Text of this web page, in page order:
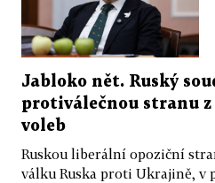
Jabloko nět. Ruský
protiválečnou stranu
voleb
Ruskou liberální opoziční
válku Ruska proti Ukrajině, v